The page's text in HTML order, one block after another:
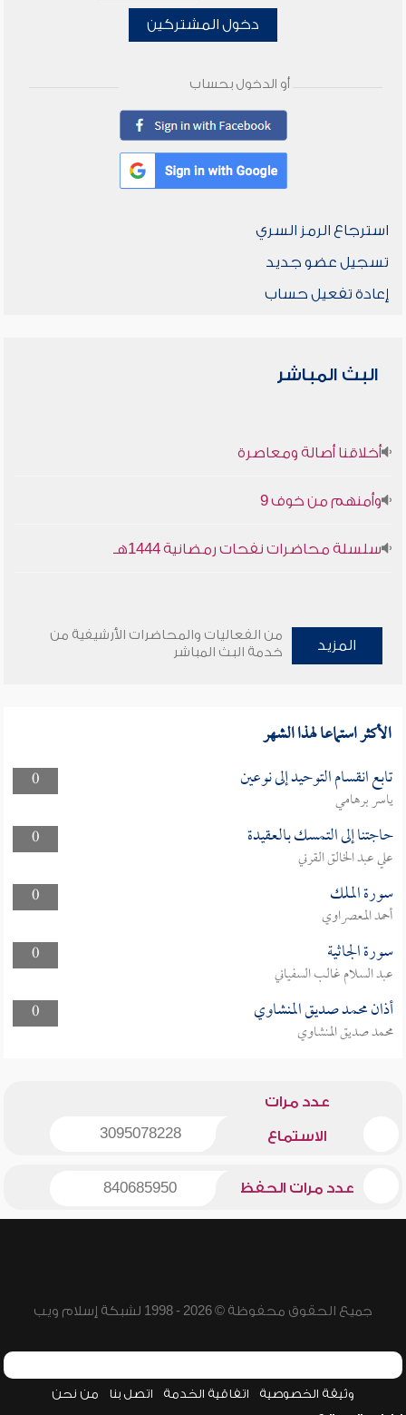
دخول المشتركين
أو الدخول بحساب
استرجاع الرمز السري
تسجيل عضو جديد
إعادة تفعيل حساب
البث المباشر
أخلاقنا أصالة ومعاصرة
وأمنهم من خوف 9
سلسلة محاضرات نفحات رمضانية 1444هـ
المزيد
من الفعاليات والمحاضرات الأرشيفية من
خدمة البث المباشر
الأكثر استماعا لهذا الشهر
0 تابع انقسام التوحيد إلى نوعين
ياسر برهامي
0
حاجتنا إلى التمسك بالعقيدة
علي عبد الخالق القرني
0
سورة الملك
أحمد المعصراوي
0
سورة الجاثية
عبد السلام غالب السفياني
0
أذان محمد صديق المنشاوي
محمد صديق المنشاوي
عدد مرات
الاستماع 3095078228
عدد مرات الحفظ 840685950
جميع الحقوق محفوظة © 2026 - 1998 لشبكة إسلام ويب
وثيقة الخصوصية اتفاقية الخدمة اتصل بنا من نحن